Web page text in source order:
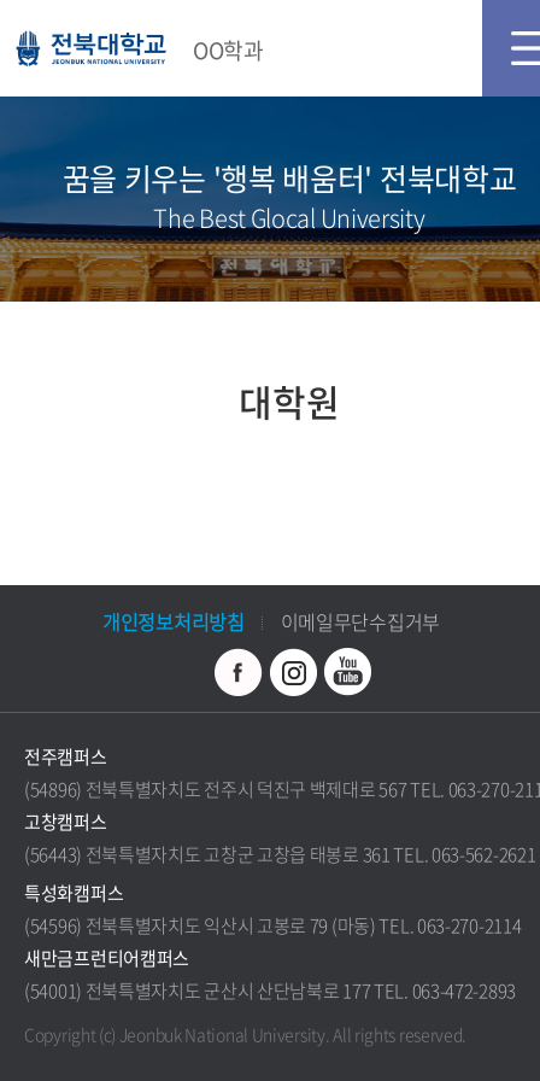
OO학과
꿈을 키우는 '행복 배움터' 전북대학교
The Best Glocal University
대학원
개인정보처리방침 이메일무단수집거부
전주캠퍼스
(54896) 전북특별자치도 전주시 덕진구 백제대로 567 TEL. 063-270-
고창캠퍼스
(56443) 전북특별자치도 고창군 고창읍 태봉로 361 TEL. 063-562-2621
특성화캠퍼스
(54596) 전북특별자치도 익산시 고봉로 79 (마동) TEL. 063-270-2114
새만금프런티어캠퍼스
(54001) 전북특별자치도 군산시 산단남북로 177 TEL. 063-472-2893
Copyright (c) Jeonbuk National University.All rights reserved.